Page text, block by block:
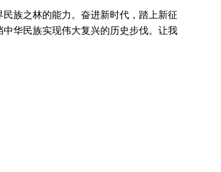
族之林的能力。奋进新时代，踏上新征
华民族实现伟大复兴的历史步伐。让我